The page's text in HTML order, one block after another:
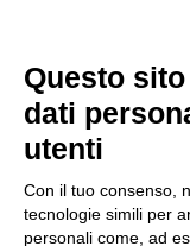
E-Book
Blog
NOTE LEGALI
Informative Privacy
Security Policy
Questo
dati
utenti
Con il tuo consenso,
tecnologie simili per
personali come, ad